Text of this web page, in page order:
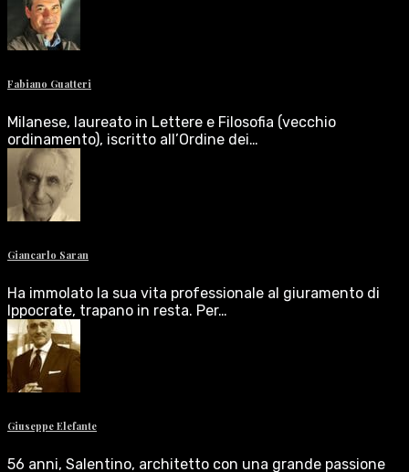
Fabiano Guatteri
Milanese, laureato in Lettere e Filosofia (vecchio
ordinamento), iscritto all’Ordine dei…
Giancarlo Saran
Ha immolato la sua vita professionale al giuramento di
Ippocrate, trapano in resta. Per…
Giuseppe Elefante
56 anni, Salentino, architetto con una grande passione